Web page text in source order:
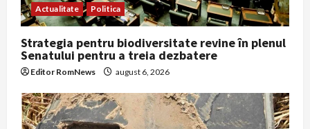
Actualitate Politica
Strategia pentru biodiversitate revine în plenul
Senatului pentru a treia dezbatere
Editor RomNews august 6, 2026